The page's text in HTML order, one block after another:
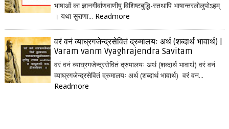
भाषाओं का ज्ञानगीर्वाणवाणीषु विशिष्टबुद्धि-स्तथापि भाषान्तरलोलुपोऽहम्
। यथा सुराणा... Readmore
वरं वनं व्याघ्रगजेन्द्रसेवितं द्रुमालयः अर्थ (शब्दार्थ भावार्थ) |
Varam vanm Vyaghrajendra Savitam
वरं वनं व्याघ्रगजेन्द्रसेवितं द्रुमालयः अर्थ (शब्दार्थ भावार्थ) वरं वनं
व्याघ्रगजेन्द्रसेवितं द्रुमालयः अर्थ (शब्दार्थ भावार्थ) वरं वन...
Readmore